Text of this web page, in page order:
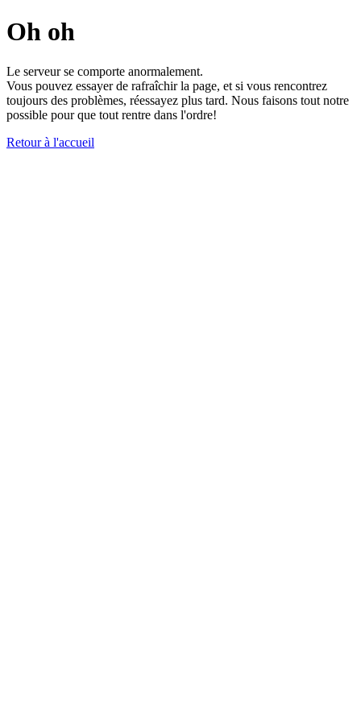
Oh oh
Le serveur se comporte anormalement.
Vous pouvez essayer de rafraîchir la page, et si vous rencontrez
toujours des problèmes, réessayez plus tard. Nous faisons tout notre
possible pour que tout rentre dans l'ordre!
Retour à l'accueil